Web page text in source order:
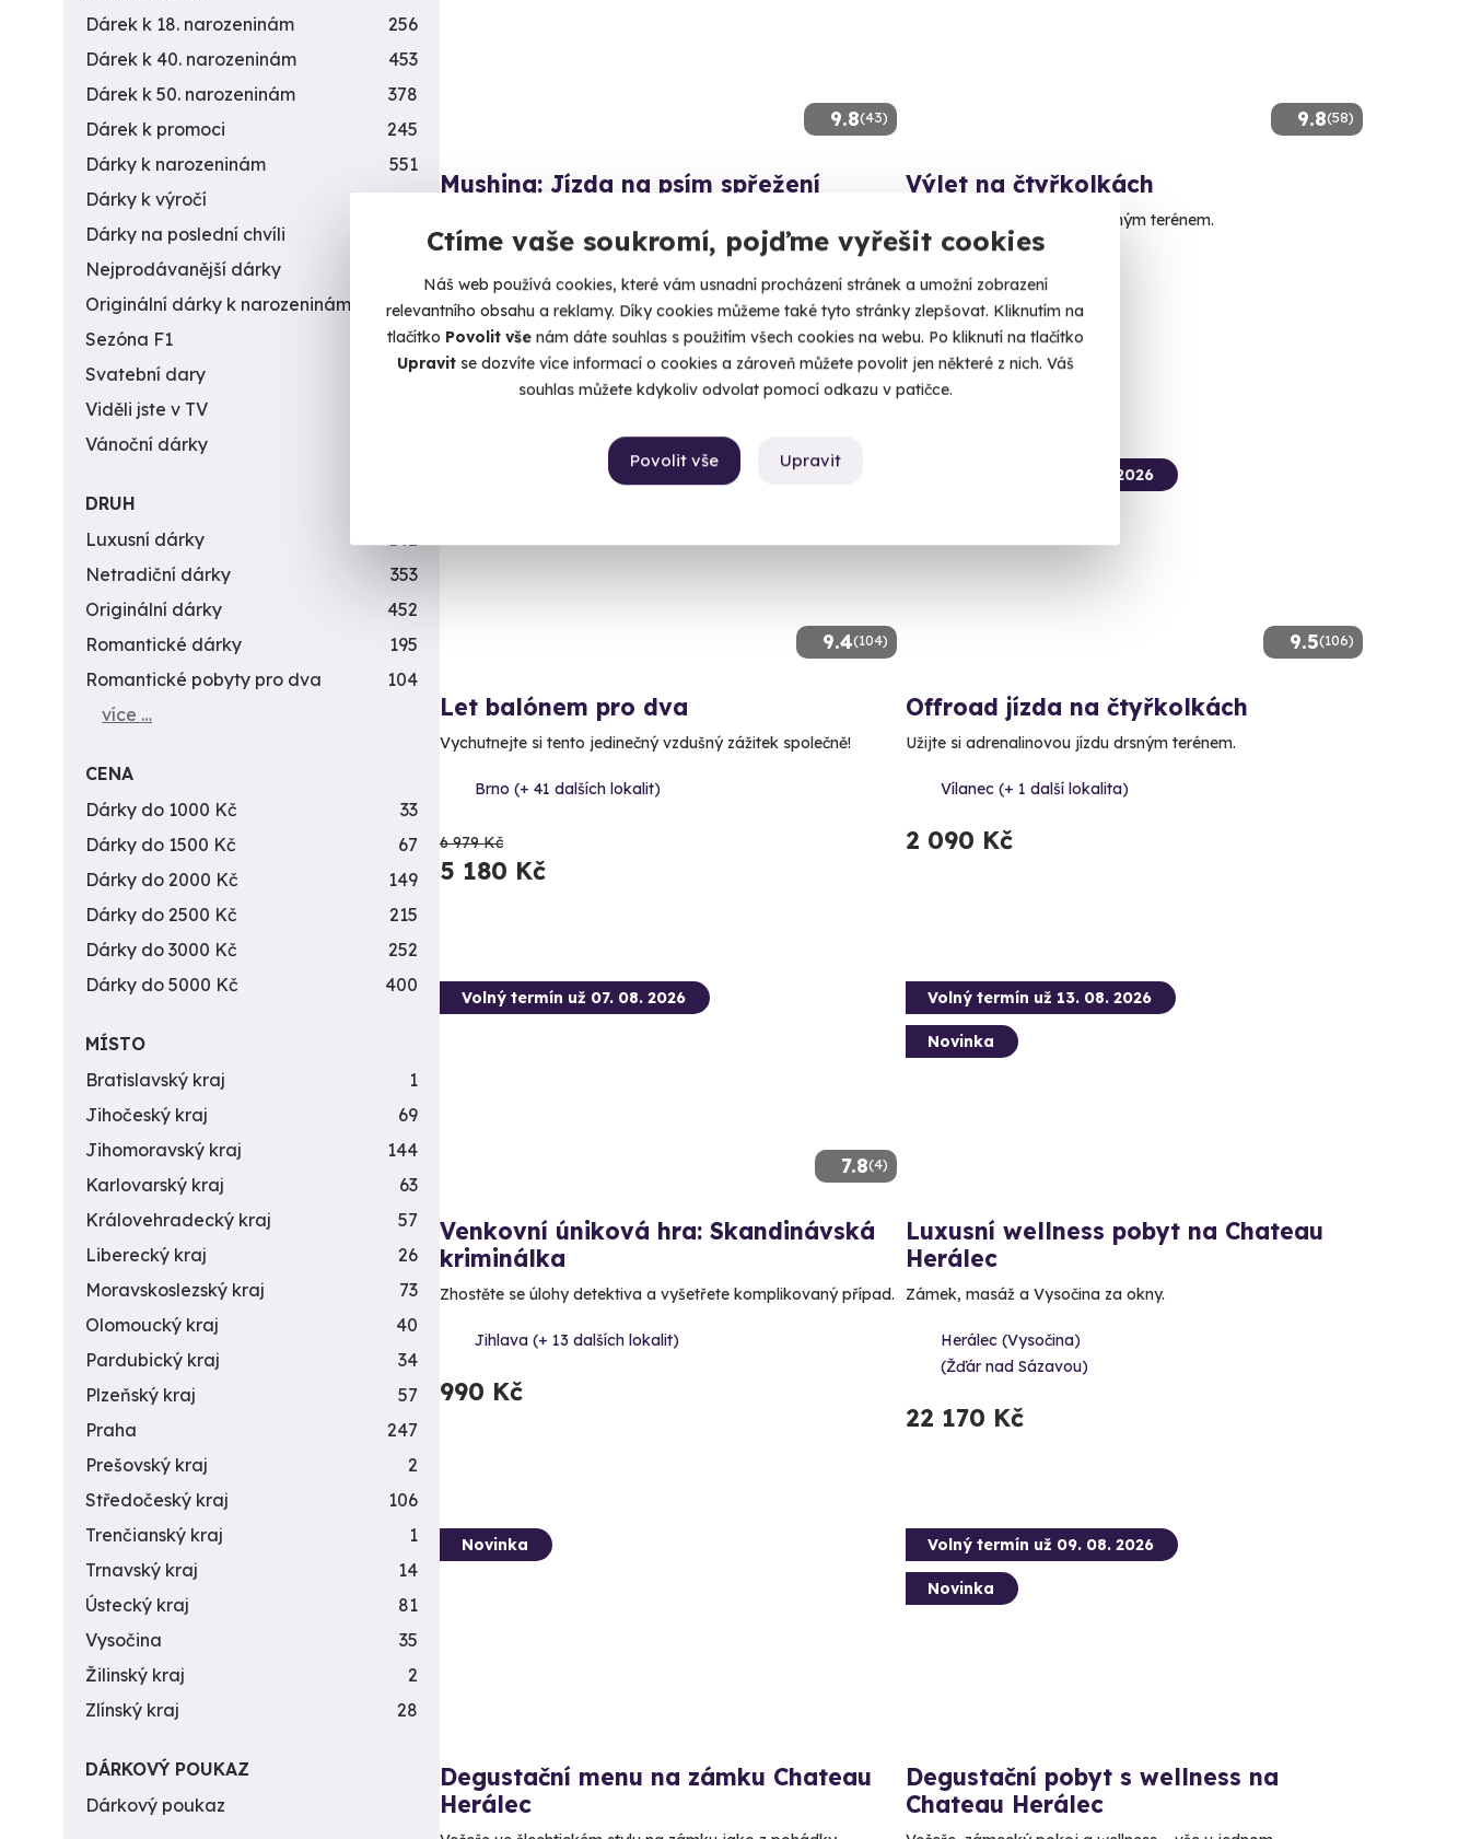
Ctíme vaše soukromí, pojďme vyřešit cookies
Náš web používá cookies, které vám usnadní procházení stránek a umožní zobrazení
relevantního obsahu a reklamy. Díky cookies můžeme také tyto stránky zlepšovat. Kliknutím na
tlačítko Povolit vše nám dáte souhlas s použitím všech cookies na webu. Po kliknutí na tlačítko
Upravitse dozvíte více informací o cookies a zároveň můžete povolit jen některé z nich. Váš
souhlas můžete kdykoliv odvolat pomocí odkazu v patičce.
Upravit
Povolit vše
9.8(43)
Mushing: Jízda na psím spřežení
(+ 2 další lokality)
3 600 Kč
9.8(58)
Výlet na čtyřkolkách
Zažijte jízdu na čtyřkolce volným terénem.
2 230 Kč
2 030 Kč
9.4(104)
Volný termín už 07. 08. 2026
Let balónem pro dva
Vychutnejte si tento jedinečný vzdušný zážitek společně!
Brno (+ 41 dalších lokalit)
6 979 Kč
5 180 Kč
9.5(106)
Volný termín už 08. 08. 2026
Offroad jízda na čtyřkolkách
Užijte si adrenalinovou jízdu drsným terénem.
Vílanec (+ 1 další lokalita)
2 090 Kč
7.8(4)
Volný termín už 07. 08. 2026
Venkovní úniková hra: Skandinávská
kriminálka
Zhostěte se úlohy detektiva a vyšetřete komplikovaný případ.
Jihlava (+ 13 dalších lokalit)
990 Kč
Volný termín už 13. 08. 2026
Novinka
Luxusní wellness pobyt na Chateau
Herálec
Zámek, masáž a Vysočina za okny.
Herálec (Vysočina)
(Žďár nad Sázavou)
22 170 Kč
Novinka
Degustační menu na zámku Chateau
Herálec
Volný termín už 09. 08. 2026
Novinka
Degustační pobyt s wellness na
Chateau Herálec
Dárek k 18. narozeninám
256
Dárek k 40. narozeninám
453
Dárek k 50. narozeninám
378
Dárek k promoci
245
Dárky k narozeninám
551
Dárky k výročí
294
Dárky na poslední chvíli
Nejprodávanější dárky
Originální dárky k narozeninám
422
Sezóna F1
4
Svatební dary
196
Viděli jste v TV
Vánoční dárky
DRUH
Luxusní dárky
142
Netradiční dárky
353
Originální dárky
452
Romantické dárky
195
Romantické pobyty pro dva
104
více …
CENA
Dárky do 1000 Kč
33
Dárky do 1500 Kč
67
Dárky do 2000 Kč
149
Dárky do 2500 Kč
215
Dárky do 3000 Kč
252
Dárky do 5000 Kč
400
MÍSTO
Bratislavský kraj
1
Jihočeský kraj
69
Jihomoravský kraj
144
Karlovarský kraj
63
Královehradecký kraj
57
Liberecký kraj
26
Moravskoslezský kraj
73
Olomoucký kraj
40
Pardubický kraj
34
Plzeňský kraj
57
Praha
247
Prešovský kraj
2
Středočeský kraj
106
Trenčianský kraj
1
Trnavský kraj
14
Ústecký kraj
81
Vysočina
35
Žilinský kraj
2
Zlínský kraj
28
DÁRKOVÝ POUKAZ
Dárkový poukaz